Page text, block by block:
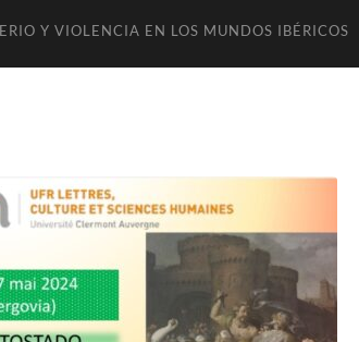
Y VIOLENCIA EN LOS MUNDOS IBÉRICOS